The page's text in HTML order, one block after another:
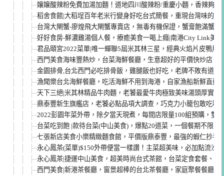
孃孃酸辣粉免費加湯加麵！道地四川酸辣粉/重慶小麵，香辣夠味
稻舍食館|大稻埕百年老米行變身好吃台式簡餐，重現台灣味的米
台灣大閘蟹-廖煌飛大閘蟹專賣店，無毒有機保證，蟹膏飽滿蟹肉
好好食房-鮮濃雞湯個人餐，療癒美食一喝上癮|南港City Link美食
君品頤宮2022菜單|唯一蟬聯5屆米其林三星，經典火焰片皮鴨用
西門美食海味豐熱炒，台菜海鮮餐廳，生意超好的平價快炒店，
金園排骨,台北西門必吃排骨飯，雞腿飯也好吃，老牌不敗有道理
漁聞樂台北海鮮餐廳，吃活海鮮不用到海港，自家漁船新鮮直送
天下三絕|米其林精品牛肉麵，老饕最愛牛肉極致美味湯頭厚實，
鼎泰豐新生旗艦店，老饕必點品項大調查，巧克力小籠包敢吃嗎
2022彭園年菜外帶，除夕當天現煮，每間店限量100組預購，雙
台菜吃到飽 |款待台菜(中山美食)，爆點20道菜，一個餐期不限時
七張新店美食小樂精緻麵食館，平價版鼎泰豐，最強的蝦仁抄手
永心鳳茶(菜單)$150外帶便當一樣讚！主菜超美味，必加點流沙
永心鳳茶|捷運中山美食，超美時尚台式茶館，台菜定食套餐、珍
西門美食|新港茶餐廳，窗景超棒的台北茶餐廳，家庭聚餐餐廳推